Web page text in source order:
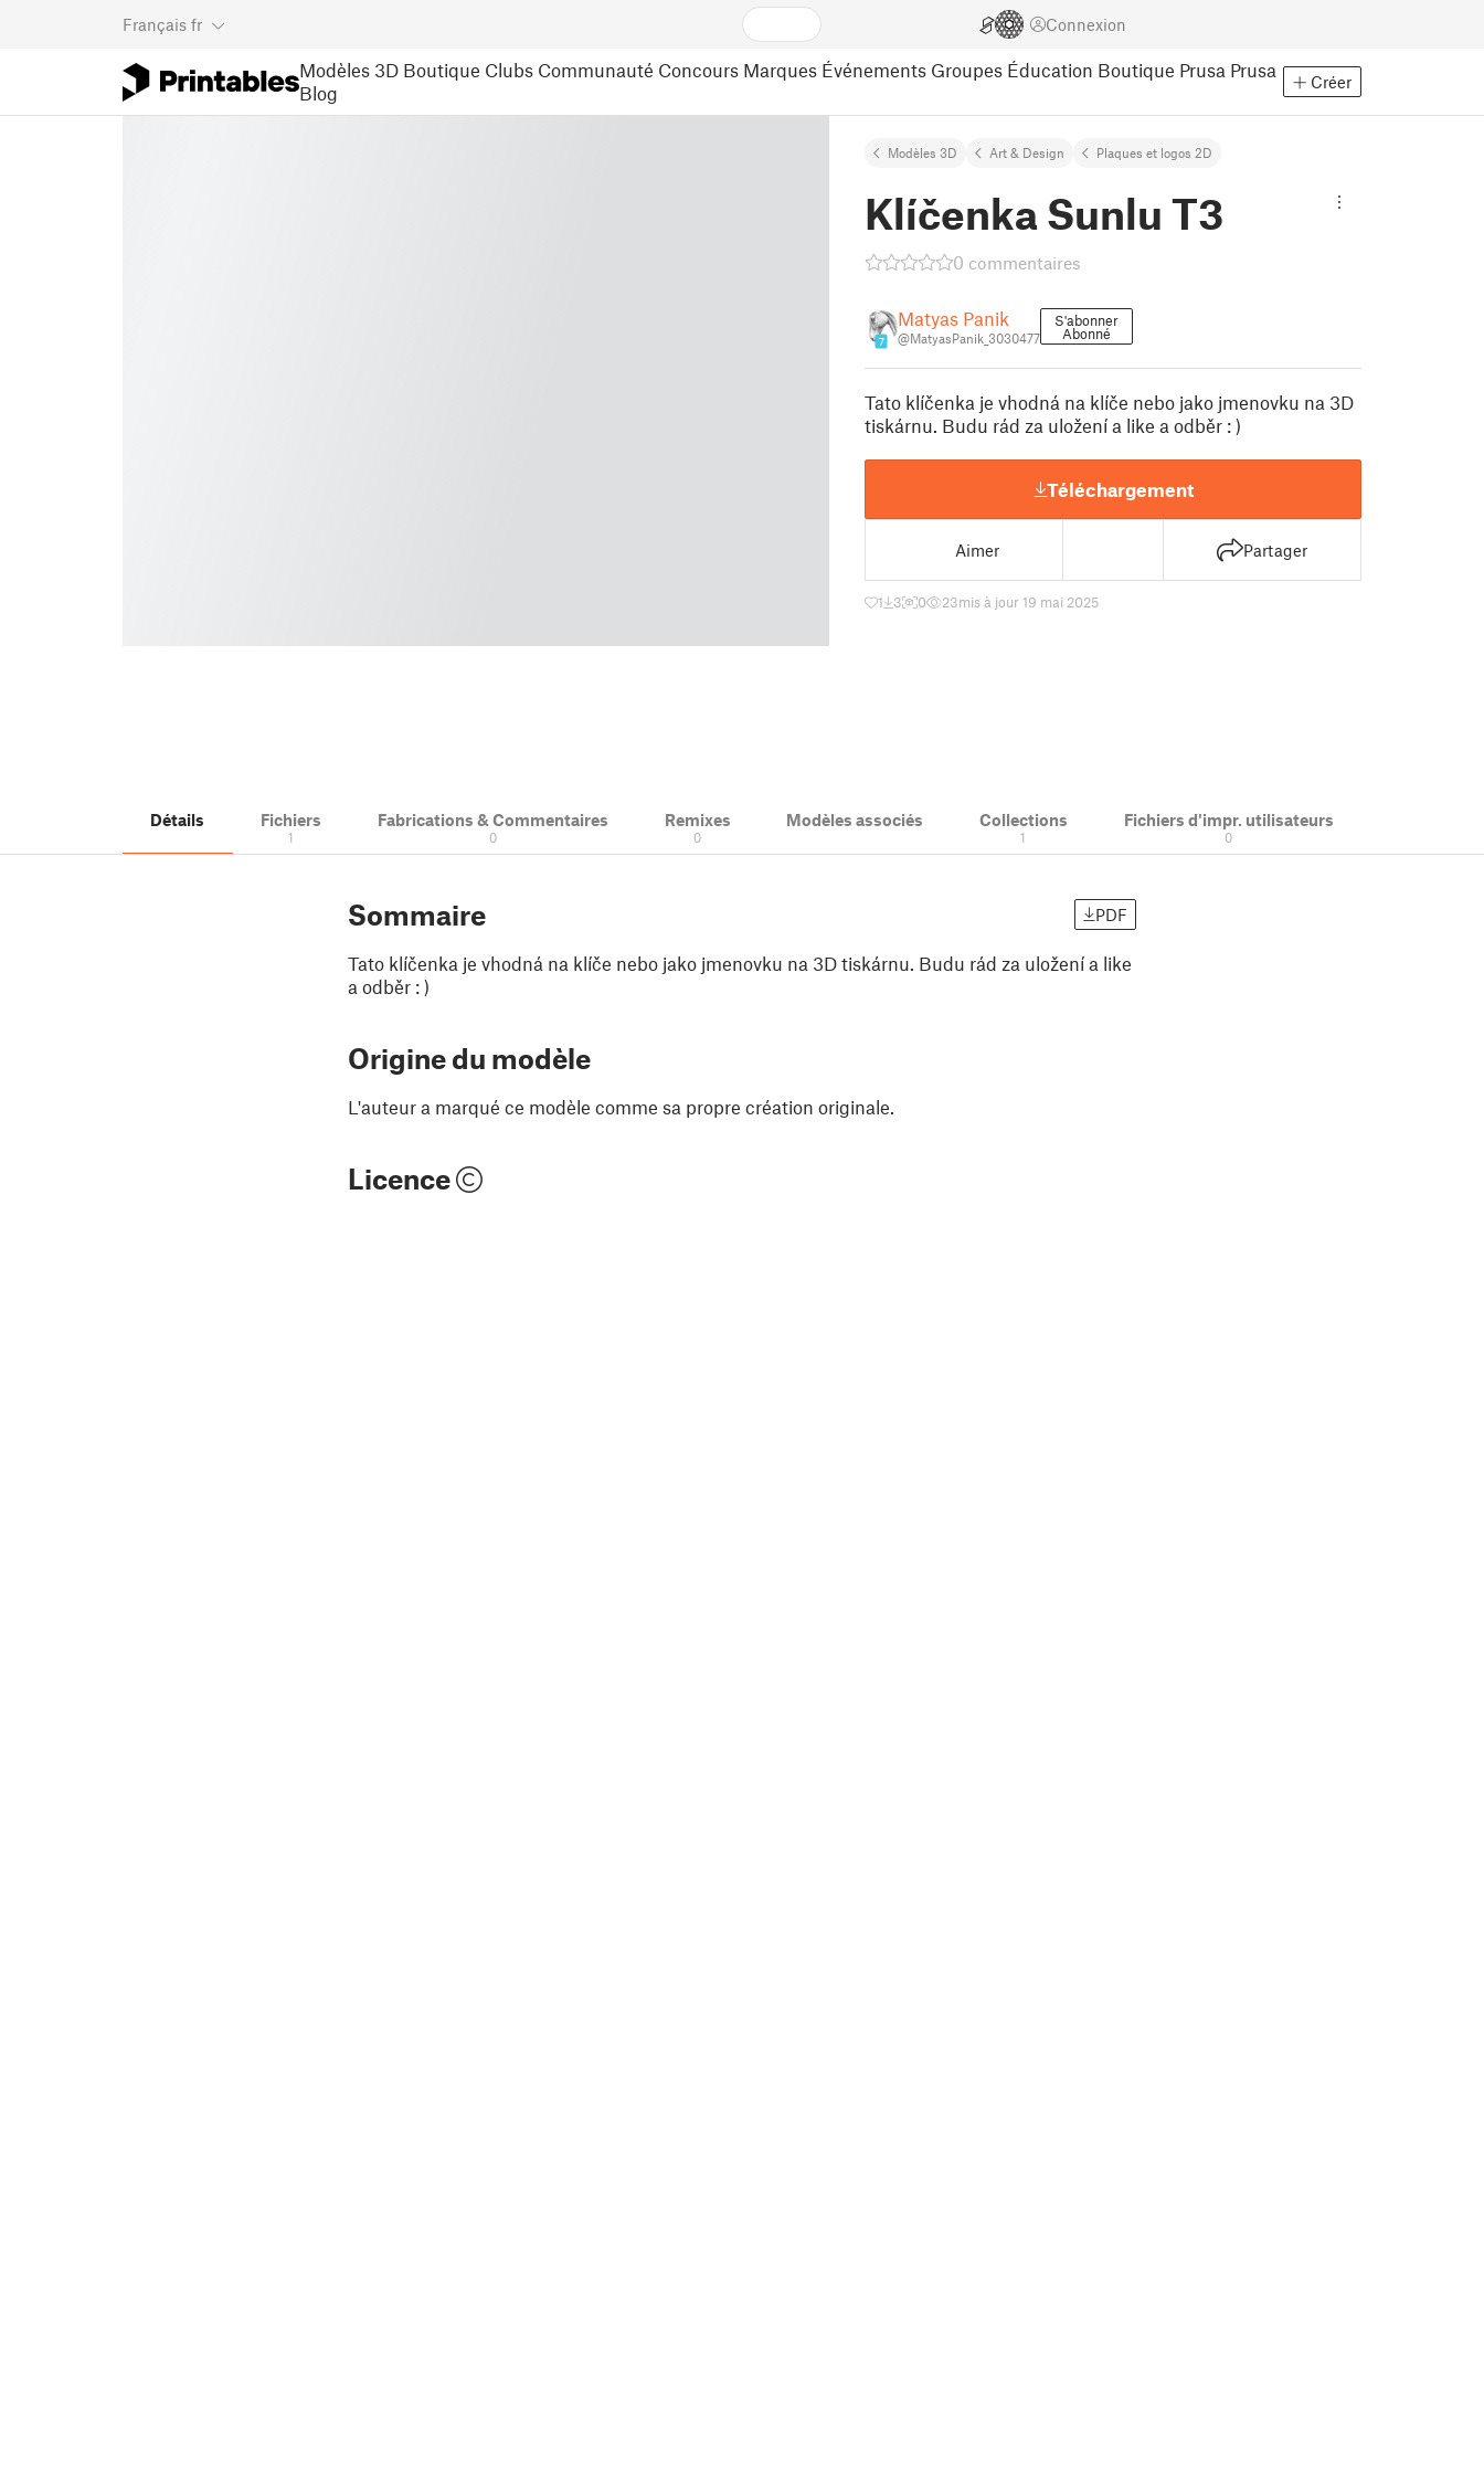
Français fr Connexion
Modèles 3D Boutique Clubs Communauté Concours Marques Événements Groupes Éducation Boutique Prusa Prusa
Blog
Créer
Modèles 3D Art & Design Plaques et logos 2D
Klíčenka Sunlu T3
0 commentaires
7
Matyas Panik
@MatyasPanik_3030477
S'abonner
Abonné
Tato klíčenka je vhodná na klíče nebo jako jmenovku na 3D
tiskárnu. Budu rád za uložení a like a odběr : )
Téléchargement
Aimer Partager
1 3 0 23mis à jour 19 mai 2025
Détails Fichiers
1
Fabrications & Commentaires
0
Remixes
0
Modèles associés Collections
1
Fichiers d'impr. utilisateurs
0
Sommaire PDF
Tato klíčenka je vhodná na klíče nebo jako jmenovku na 3D tiskárnu. Budu rád za uložení a like
a odběr : )
Origine du modèle
L'auteur a marqué ce modèle comme sa propre création originale.
Licence